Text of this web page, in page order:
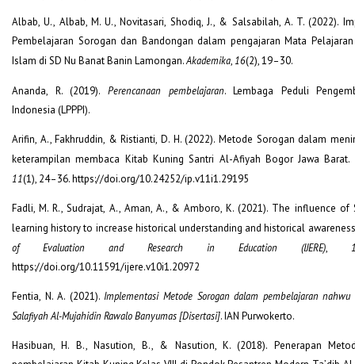
Albab, U., Albab, M. U., Novitasari, Shodiq, J., & Salsabilah, A. T. (2022).
Pembelajaran Sorogan dan Bandongan dalam pengajaran Mata
Islam di SD Nu Banat Banin Lamongan.Akademika, 16(2), 19–30.
Ananda, R. (2019). Perencanaan pembelajaran. Lembaga Peduli
Indonesia (LPPPI).
Arifin, A., Fakhruddin, & Ristianti, D. H. (2022). Metode Sorogan dalam
keterampilan membaca Kitab Kuning Santri Al-Afiyah Bogor Jawa Barat.
11(1), 24–36. https://doi.org/10.24252/ip.v11i1.29195
Fadli, M. R., Sudrajat, A., Aman, A., & Amboro, K. (2021). The influence
learning history to increase historical understanding and historical
of Evaluation and Research in Education (IJERE),
https://doi.org/10.11591/ijere.v10i1.20972
Fentia, N. A. (2021).Implementasi Metode Sorogan dalam pembelajaran
Salafiyah Al-Mujahidin Rawalo Banyumas [Disertasi]. IAN Purwokerto.
Hasibuan, H. B., Nasution, B., & Nasution, K. (2018). Penerapan